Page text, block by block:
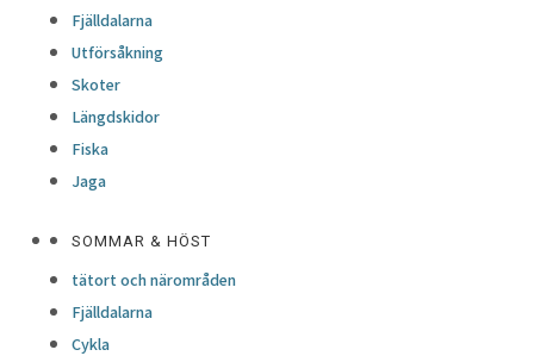
Fjälldalarna
Utförsåkning
Skoter
Längdskidor
Fiska
Jaga
SOMMAR & HÖST
tätort och närområden
Fjälldalarna
Cykla